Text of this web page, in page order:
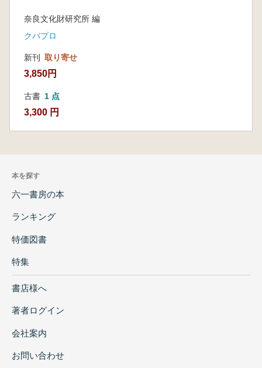
奈良文化財研究所 編
クバプロ
新刊 取り寄せ
3,850円
古書 1 点
3,300 円
本を探す
六一書房の本
ランキング
特価図書
特集
書店様へ
著者ログイン
会社案内
お問い合わせ